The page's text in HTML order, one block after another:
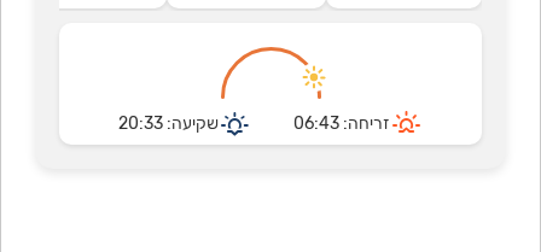
זריחה: 06:43 שקיעה: 20:33